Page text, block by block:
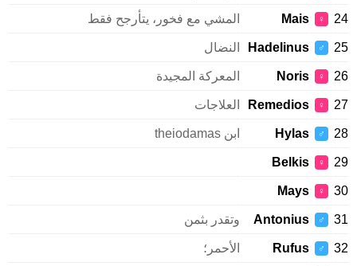
♀
Mais المشي مع فخور، يتأرجح فقط
♂
Hadelinus النضال
♀
Noris المعركة المجيدة
♀
Remedios العلاجات
♂
Hylas
♀
Belkis
♀
Mays
♂
Antonius وتقدر بثمن
♂
Rufus الأحمر؛